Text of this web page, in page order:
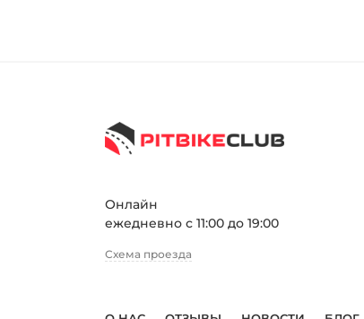
Онлайн
ежедневно с 11:00 до 19:00
Схема проезда